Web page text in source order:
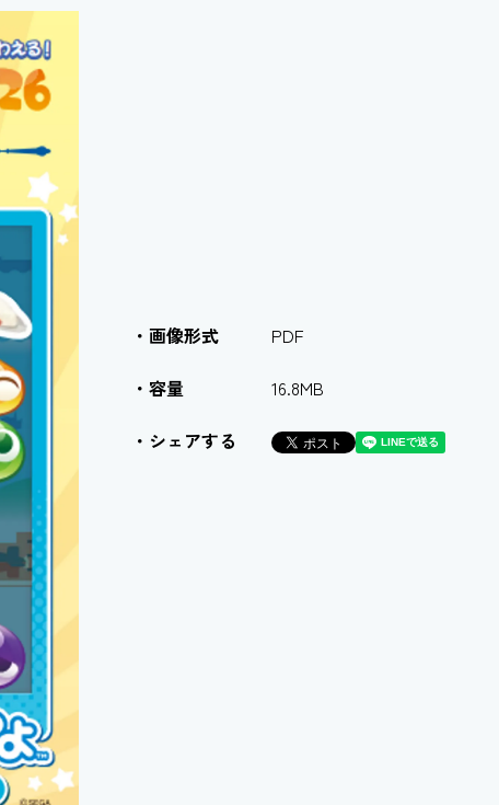
画像形式
PDF
容量
16.8MB
シェアする